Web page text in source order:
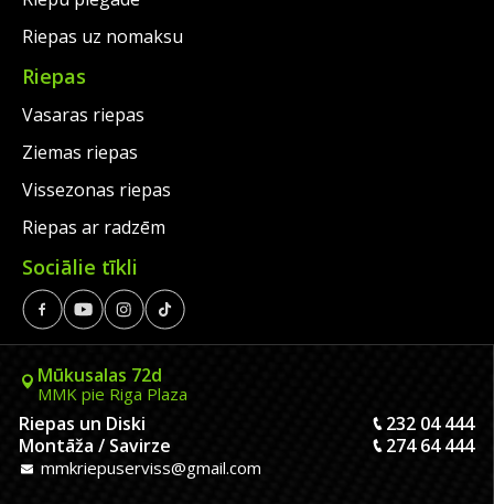
Riepas uz nomaksu
Riepas
Vasaras riepas
Ziemas riepas
Vissezonas riepas
Riepas ar radzēm
Sociālie tīkli
Mūkusalas 72d
MMK pie Riga Plaza
Riepas un Diski
232 04 444
Montāža / Savirze
274 64 444
mmkriepuserviss@gmail.com